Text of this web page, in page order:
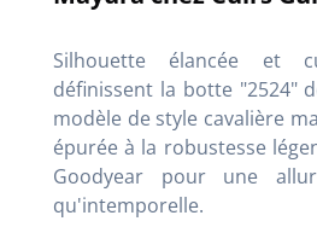
Silhouette élancée et
définissent la botte "2524"
modèle de style cavalière
épurée à la robustesse
Goodyear pour une
qu'intemporelle.